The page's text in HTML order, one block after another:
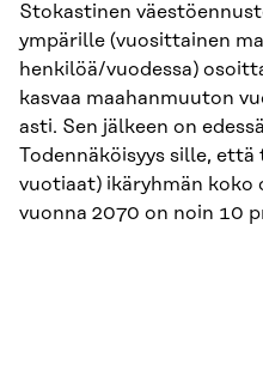
Stokastinen
ympärille (vuosittainen
henkilöä/vuodessa)
kasvaa maahanmuuton
asti. Sen jälkeen on
Todennäköisyys sille,
vuotiaat) ikäryhmän koko
vuonna 2070 on noin 10